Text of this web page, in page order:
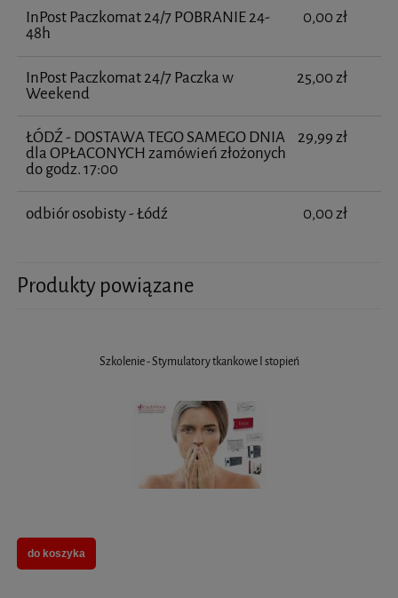
InPost Paczkomat 24/7 POBRANIE 24-
48h
0,00 zł
InPost Paczkomat 24/7 Paczka w
Weekend
25,00 zł
ŁÓDŹ - DOSTAWA TEGO SAMEGO DNIA
dla OPŁACONYCH zamówień złożonych
do godz. 17:00
29,99 zł
odbiór osobisty - Łódź 0,00 zł
Produkty powiązane
Szkolenie - Stymulatory tkankowe I stopień
do koszyka